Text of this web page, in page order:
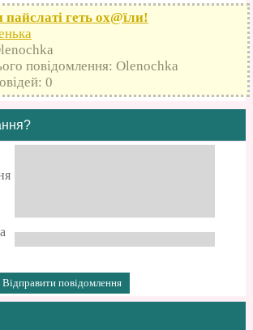
геть оx@їли!
повідомлення: Olenochka
0